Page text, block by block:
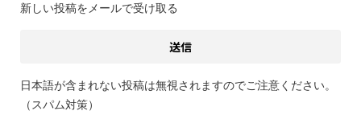
新しい投稿をメールで受け取る
日本語が含まれない投稿は無視されますのでご注意ください。
（スパム対策）